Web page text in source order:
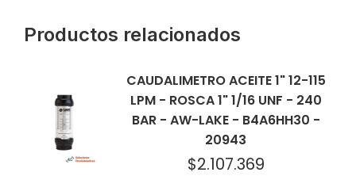
Productos relacionados
CAUDALIMETRO ACEITE 1" 12-115
LPM - ROSCA 1" 1/16 UNF - 240
BAR - AW-LAKE - B4A6HH30 -
20943
$2.107.369